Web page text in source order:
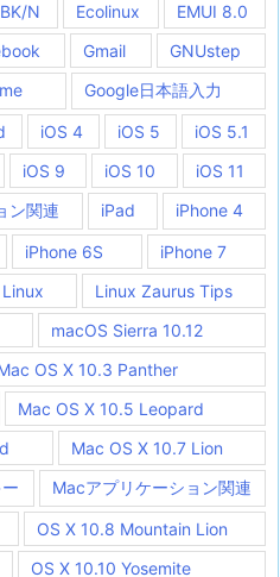
N Ecolinux
EMUI 8.0
Gmail
GNUstep
Google日本語入力
iOS 4 iOS 5
iOS 5.1
iOS 9 iOS 10
iOS 11
ン関連 iPad iPhone 4
iPhone 6S
iPhone 7
Linux
Linux Zaurus Tips
macOS Sierra 10.12
OS X 10.3 Panther
Mac OS X 10.5 Leopard
Mac OS X 10.7 Lion
Macアプリケーション関連
OS X 10.8 Mountain Lion
OS X 10.10 Yosemite